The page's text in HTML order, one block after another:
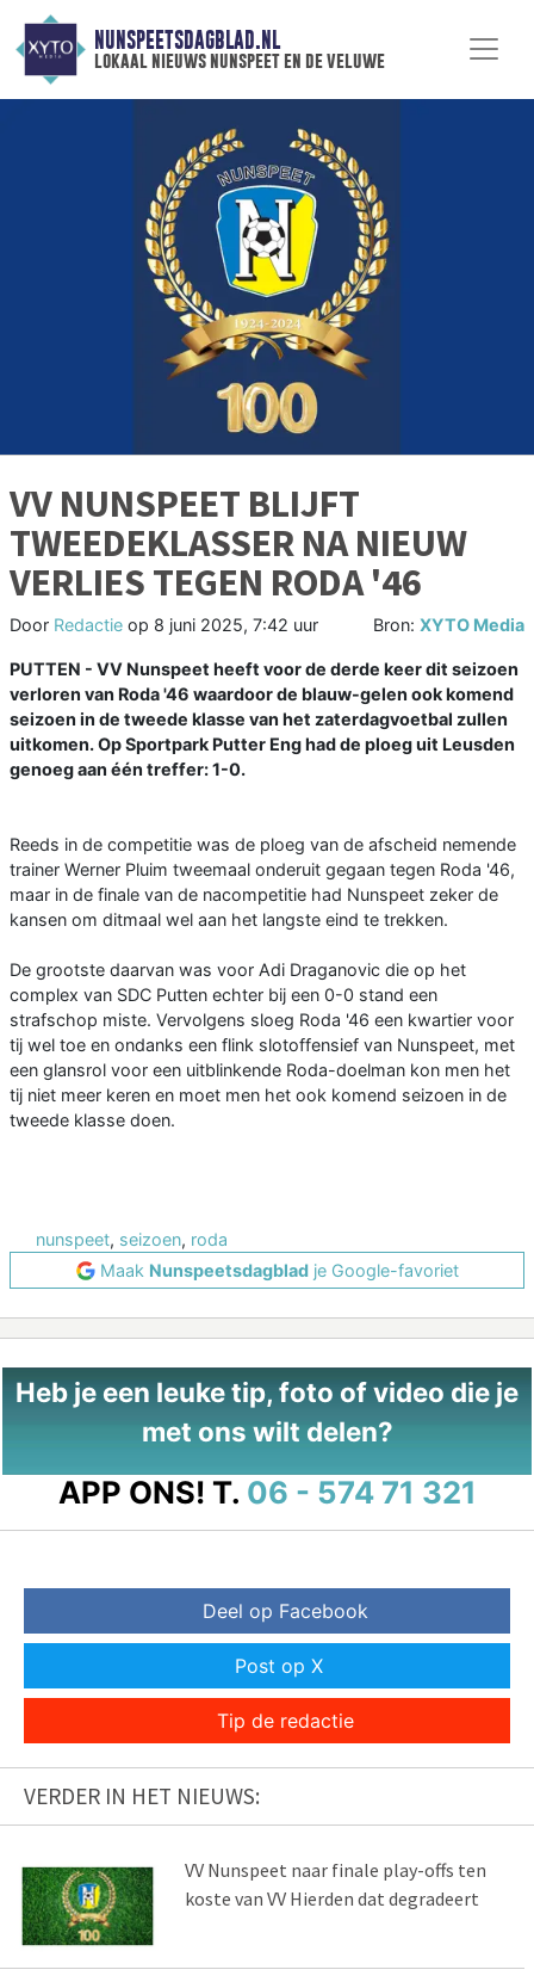
NUNSPEETSDAGBLAD.NL
lokaal nieuws nunspeet en de veluwe
VV NUNSPEET BLIJFT
TWEEDEKLASSER NA NIEUW
VERLIES TEGEN RODA '46
Door Redactie op 8 juni 2025, 7:42 uur Bron: XYTO Media
PUTTEN - VV Nunspeet heeft voor de derde keer dit seizoen
verloren van Roda '46 waardoor de blauw-gelen ook komend
seizoen in de tweede klasse van het zaterdagvoetbal zullen
uitkomen. Op Sportpark Putter Eng had de ploeg uit Leusden
genoeg aan één treffer: 1-0.
Reeds in de competitie was de ploeg van de afscheid nemende
trainer Werner Pluim tweemaal onderuit gegaan tegen Roda '46,
maar in de finale van de nacompetitie had Nunspeet zeker de
kansen om ditmaal wel aan het langste eind te trekken.
De grootste daarvan was voor Adi Draganovic die op het
complex van SDC Putten echter bij een 0-0 stand een
strafschop miste. Vervolgens sloeg Roda '46 een kwartier voor
tij wel toe en ondanks een flink slotoffensief van Nunspeet, met
een glansrol voor een uitblinkende Roda-doelman kon men het
tij niet meer keren en moet men het ook komend seizoen in de
tweede klasse doen.
nunspeet, seizoen, roda
Maak Nunspeetsdagbladje Google-favoriet
Heb je een leuke tip, foto of video die je
met ons wilt delen?
APP ONS! T. 06 - 574 71 321
Deel op Facebook
Post op X
Tip de redactie
VERDER IN HET NIEUWS:
VV Nunspeet naar finale play-offs ten
koste van VV Hierden dat degradeert